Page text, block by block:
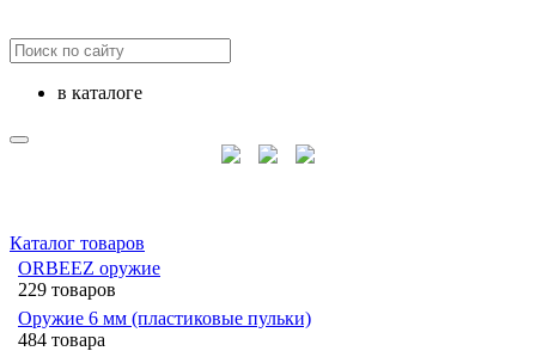
в каталоге
Каталог товаров
ORBEEZ оружие
229 товаров
Оружие 6 мм (пластиковые пульки)
484 товара